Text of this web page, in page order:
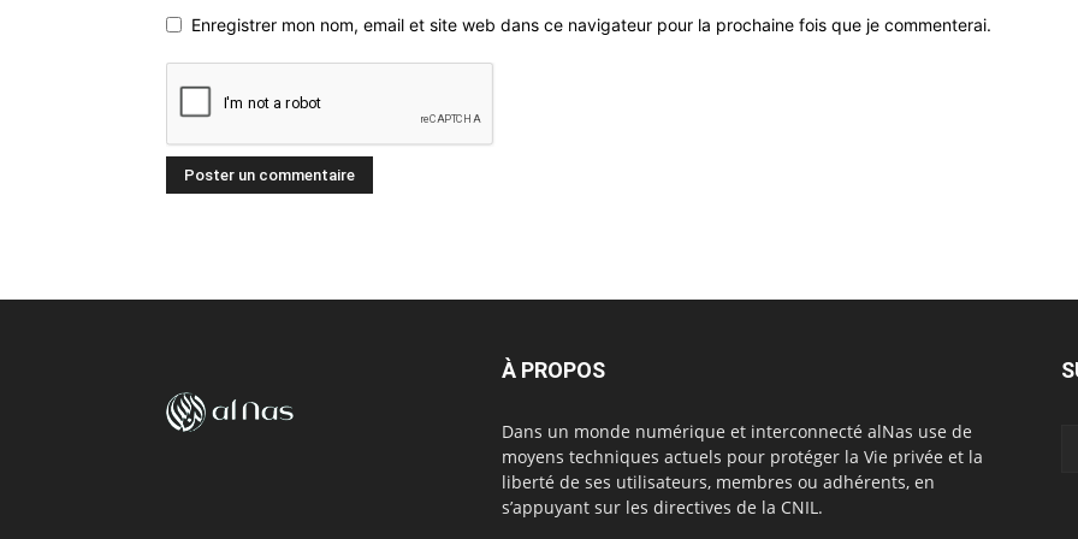
Enregistrer mon nom, email et site web dans ce navigateur pour la prochaine fois que je commenterai.
À PROPOS
Dans un monde numérique et interconnecté alNas use de
moyens techniques actuels pour protéger la Vie privée et la
liberté de ses utilisateurs, membres ou adhérents, en
s’appuyant sur les directives de la CNIL.